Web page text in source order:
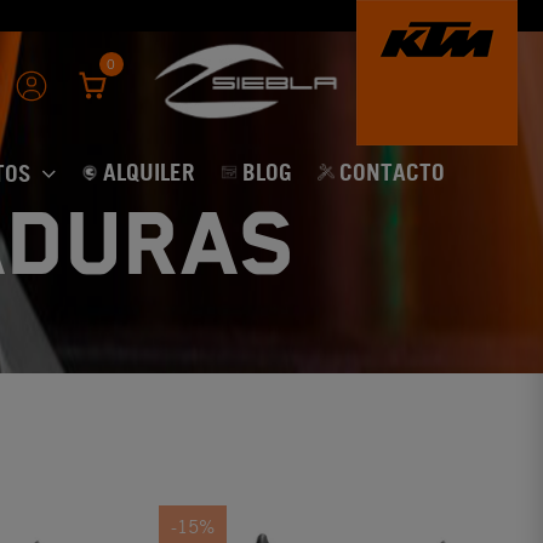
0
ALQUILER BLOG CONTACTO
-15%